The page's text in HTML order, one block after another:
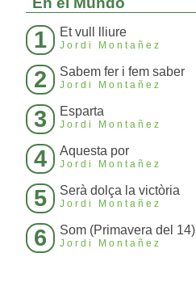
1 Et vull lliure
Jordi Montañez
2 Sabem fer i fem saber
Jordi Montañez
3 Esparta
Jordi Montañez
4 Aquesta por
Jordi Montañez
5 Serà dolça la victòria
Jordi Montañez
6 Som (Primavera del 14)
Jordi Montañez